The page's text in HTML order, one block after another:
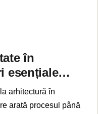
în
esențiale
arhitectură în
arată procesul până